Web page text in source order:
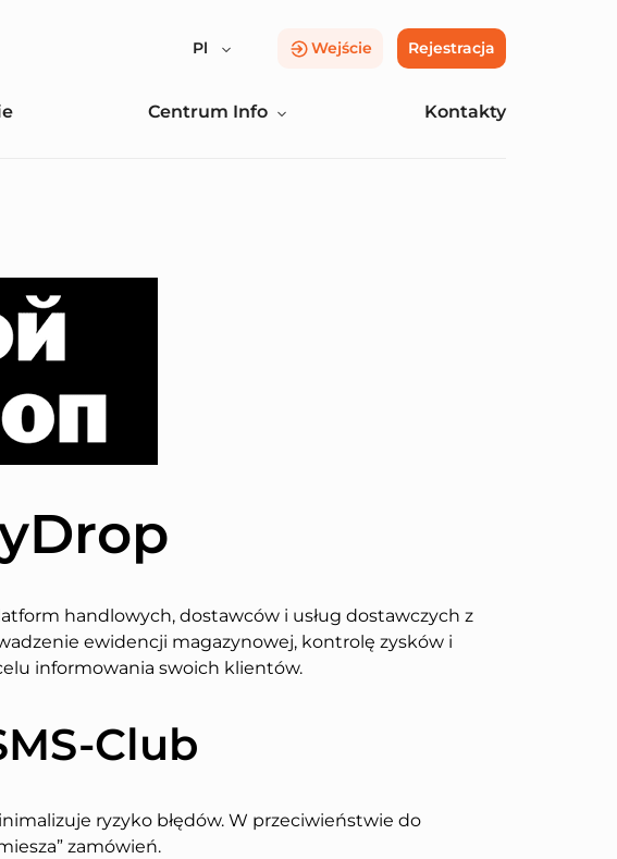
Pl Wejście Rejestracja
Centrum Info Kontakty
handlowych, dostawców i usług dostawczych z
ewidencji magazynowej, kontrolę zysków i
informowania swoich klientów.
Club
ryzyko błędów. W przeciwieństwie do
zamówień.